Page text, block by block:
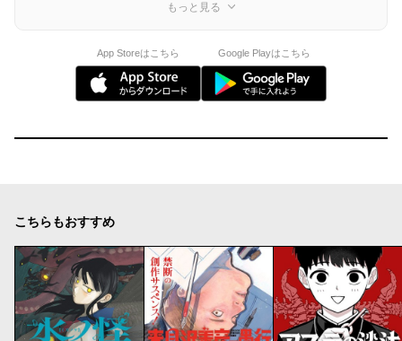
もっと見る
App Storeはこちら Google Playはこちら
こちらもおすすめ